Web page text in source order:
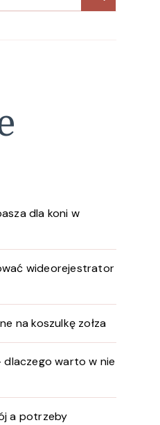
dla koni w
wideorejestrator
na koszulkę zołza
dlaczego warto w nie
a potrzeby